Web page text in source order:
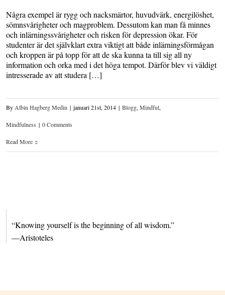
Några exempel är rygg och nacksmärtor, huvudvärk, energilöshet,
sömnsvårigheter och magproblem. Dessutom kan man få minnes
och inlärningssvårigheter och risken för depression ökar. För
studenter är det självklart extra viktigt att både inlärningsförmågan
och kroppen är på topp för att de ska kunna ta till sig all ny
information och orka med i det höga tempot. Därför blev vi väldigt
intresserade av att studera […]
By Albin Hagberg Medin | januari 21st, 2014 | Blogg, Mindful,
Mindfulness | 0 Comments
Read More
“Knowing yourself is the beginning of all wisdom.”
—Aristoteles